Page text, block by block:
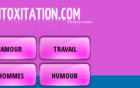
AMOUR TRAVAIL
HUMOUR